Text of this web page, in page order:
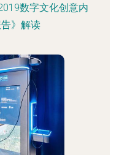
数字文化创意内
》解读